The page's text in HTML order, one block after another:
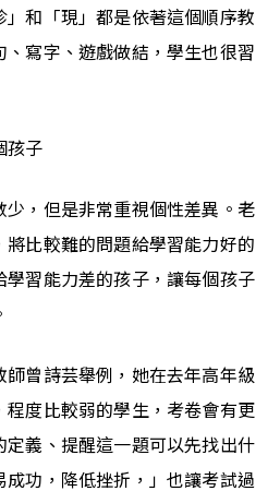
和「現」都是依著這個順序教
寫字、遊戲做結，學生也很習
孩子
，但是非常重視個性差異。老
比較難的問題給學習能力好的
習能力差的孩子，讓每個孩子
曾詩芸舉例，她在去年高年級
程度比較弱的學生，考卷會有更
定義、提醒這一題可以先找出什
功，降低挫折，」也讓考試過